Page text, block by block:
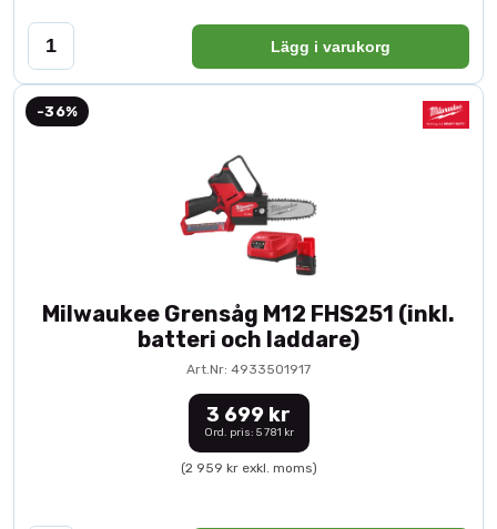
Lägg i varukorg
-36%
Milwaukee Grensåg M12 FHS251 (inkl.
batteri och laddare)
Art.Nr: 4933501917
3 699 kr
Ord. pris: 5 781 kr
(2 959 kr exkl. moms)